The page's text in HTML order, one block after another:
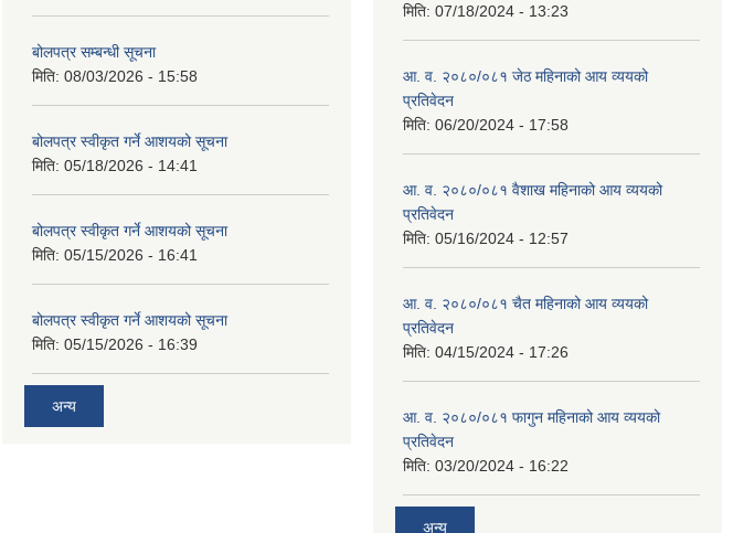
बोलपत्र सम्बन्धी सूचना
मिति: 08/03/2026 - 15:58
बोलपत्र स्वीकृत गर्ने आशयको सूचना
मिति: 05/18/2026 - 14:41
बोलपत्र स्वीकृत गर्ने आशयको सूचना
मिति: 05/15/2026 - 16:41
बोलपत्र स्वीकृत गर्ने आशयको सूचना
मिति: 05/15/2026 - 16:39
अन्य
मिति: 07/18/2024 - 13:23
आ. व. २०८०/०८१ जेठ महिनाको आय व्ययको
प्रतिवेदन
मिति: 06/20/2024 - 17:58
आ. व. २०८०/०८१ वैशाख महिनाको आय व्ययको
प्रतिवेदन
मिति: 05/16/2024 - 12:57
आ. व. २०८०/०८१ चैत महिनाको आय व्ययको
प्रतिवेदन
मिति: 04/15/2024 - 17:26
आ. व. २०८०/०८१ फागुन महिनाको आय व्ययको
प्रतिवेदन
मिति: 03/20/2024 - 16:22
अन्य